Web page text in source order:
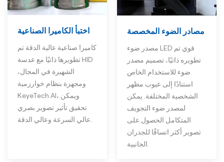
اختبأ الكاميرا الصناعية
كاميرا صناعية عالية الدقة تم
تطويرها ذاتيًا مع عدسة HID
الشهيرة في المجال،
ومجهزة بنظام خوارزمية
KeyeTech AI، ويمكن
تحقيق تأثير تصوير بصري
عالي السرعة وعالي الدقة.
مصادر الضوء المخصصة
مصدر ضوء LED قوي تم
تطويره ذاتيًا، تصميم مصدر
ضوء للاستخدام الخاص
استنادًا إلى عيوب مظهر
الشخصية المختلفة. يمكن
لمصدر ضوء التجويف
المتكامل الحصول على
تصوير أكثر اتساقًا للجدران